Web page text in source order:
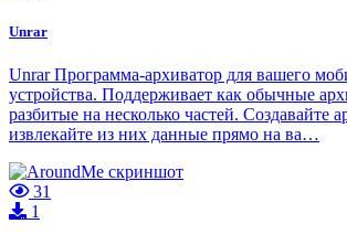
Unrar
Unrar Программа-архиватор для вашего
устройства. Поддерживает как обычные
разбитые на несколько частей. Создавайте
извлекайте из них данные прямо на ва…
31
1